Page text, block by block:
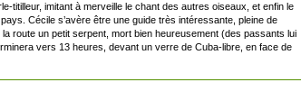
titilleur, imitant à merveille le chant des autres oiseaux, et enfin le
Cécile s’avère être une guide très intéressante, pleine de
route un petit serpent, mort bien heureusement (des passants lui
vers 13 heures, devant un verre de Cuba-libre, en face de